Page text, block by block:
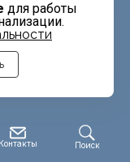
Контакты Поиск
для работы
филиала